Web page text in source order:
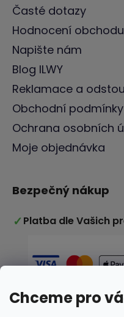
Chceme pro
Časté dotazy
Hodnocení obchodu
Napište nám
Blog ILWY
Reklamace a
Obchodní podmínky
Ochrana osobních
Moje objednávka
Bezpečný nákup
✓ Platba dle Vašich